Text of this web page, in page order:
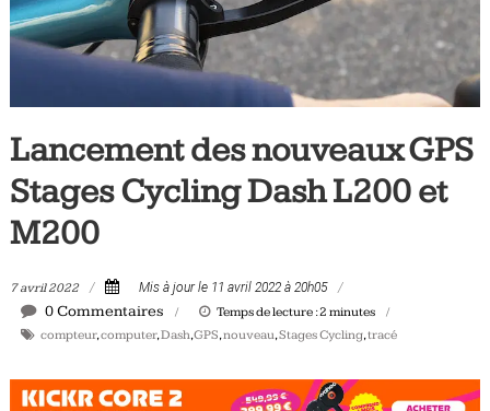
Tous
les
vélo
et
triathlon
Lancement des nouveaux GPS
Stages Cycling Dash L200 et
M200
7 avril 2022 Mis à jour le 11 avril 2022 à 20h05
0 Commentaires Temps de lecture :2 minutes
compteur,computer,Dash,GPS,nouveau,Stages Cycling,tracé